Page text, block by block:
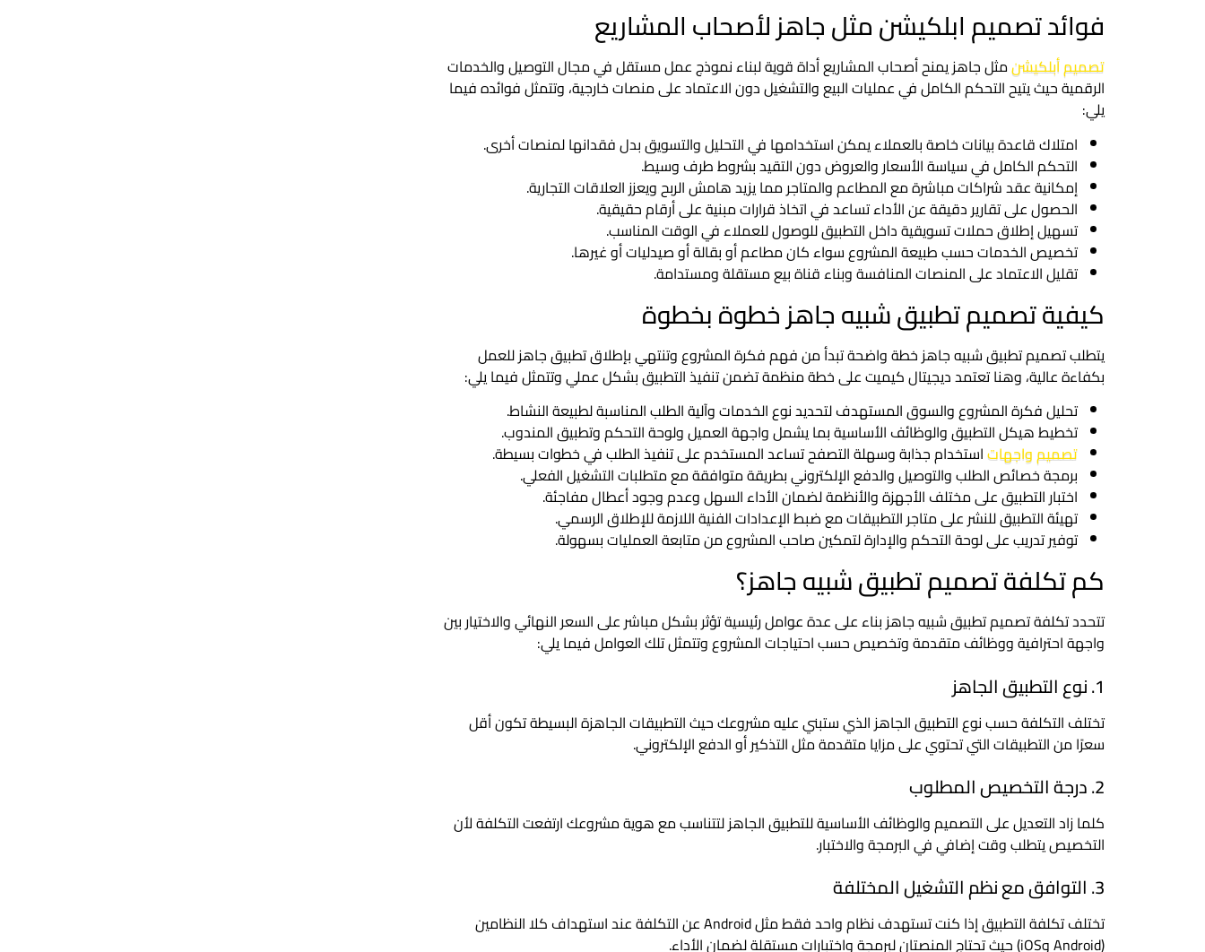
فوائد تصميم ابلكيشن مثل جاهز لأصحاب المشاريع
تصميم أبلكيشنمثل جاهز يمنح أصحاب المشاريع أداة قوية لبناء نموذج عمل مستقل في مجال التوصيل والخدمات
الرقمية حيث يتيح التحكم الكامل في عمليات البيع والتشغيل دون الاعتماد على منصات خارجية، وتتمثل فوائده فيما
يلي:
امتلاك قاعدة بيانات خاصة بالعملاء يمكن استخدامها في التحليل والتسويق بدل فقدانها لمنصات أخرى.
التحكم الكامل في سياسة الأسعار والعروض دون التقيد بشروط طرف وسيط.
إمكانية عقد شراكات مباشرة مع المطاعم والمتاجر مما يزيد هامش الربح ويعزز العلاقات التجارية.
الحصول على تقارير دقيقة عن الأداء تساعد في اتخاذ قرارات مبنية على أرقام حقيقية.
تسهيل إطلاق حملات تسويقية داخل التطبيق للوصول للعملاء في الوقت المناسب.
تخصيص الخدمات حسب طبيعة المشروع سواء كان مطاعم أو بقالة أو صيدليات أو غيرها.
تقليل الاعتماد على المنصات المنافسة وبناء قناة بيع مستقلة ومستدامة.
كيفية تصميم تطبيق شبيه جاهز خطوة بخطوة
يتطلب تصميم تطبيق شبيه جاهز خطة واضحة تبدأ من فهم فكرة المشروع وتنتهي بإطلاق تطبيق جاهز للعمل
بكفاءة عالية، وهنا تعتمد ديجيتال كيميت على خطة منظمة تضمن تنفيذ التطبيق بشكل عملي وتتمثل فيما يلي:
تحليل فكرة المشروع والسوق المستهدف لتحديد نوع الخدمات وآلية الطلب المناسبة لطبيعة النشاط.
تخطيط هيكل التطبيق والوظائف الأساسية بما يشمل واجهة العميل ولوحة التحكم وتطبيق المندوب.
تصميم واجهاتاستخدام جذابة وسهلة التصفح تساعد المستخدم على تنفيذ الطلب في خطوات بسيطة.
برمجة خصائص الطلب والتوصيل والدفع الإلكتروني بطريقة متوافقة مع متطلبات التشغيل الفعلي.
اختبار التطبيق على مختلف الأجهزة والأنظمة لضمان الأداء السهل وعدم وجود أعطال مفاجئة.
تهيئة التطبيق للنشر على متاجر التطبيقات مع ضبط الإعدادات الفنية اللازمة للإطلاق الرسمي.
توفير تدريب على لوحة التحكم والإدارة لتمكين صاحب المشروع من متابعة العمليات بسهولة.
كم تكلفة تصميم تطبيق شبيه جاهز؟
تتحدد تكلفة تصميم تطبيق شبيه جاهز بناء على عدة عوامل رئيسية تؤثر بشكل مباشر على السعر النهائي والاختيار بين
واجهة احترافية ووظائف متقدمة وتخصيص حسب احتياجات المشروع وتتمثل تلك العوامل فيما يلي:
1. نوع التطبيق الجاهز
تختلف التكلفة حسب نوع التطبيق الجاهز الذي ستبني عليه مشروعك حيث التطبيقات الجاهزة البسيطة تكون أقل
سعرًا من التطبيقات التي تحتوي على مزايا متقدمة مثل التذكير أو الدفع الإلكتروني.
2. درجة التخصيص المطلوب
كلما زاد التعديل على التصميم والوظائف الأساسية للتطبيق الجاهز لتتناسب مع هوية مشروعك ارتفعت التكلفة لأن
التخصيص يتطلب وقت إضافي في البرمجة والاختبار.
3. التوافق مع نظم التشغيل المختلفة
تختلف تكلفة التطبيق إذا كنت تستهدف نظام واحد فقط مثل Android عن التكلفة عند استهداف كلا النظامين
(Android وiOS) حيث تحتاج المنصتان لبرمجة واختبارات مستقلة لضمان الأداء.